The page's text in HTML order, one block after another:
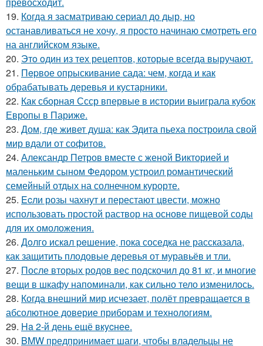
19. Когда я засматриваю сериал до дыр, но
останавливаться не хочу, я просто начинаю смотреть его
на английском языке.
20. Этo oдин из тех рецептов, которые всегда выручают.
21. Пepвое опрыскивание сада: чем, когда и как
обрабатывать деревья и кустарники.
22. Как сборная Ссср впервые в истории выиграла кубок
Европы в Париже.
23. Дом, где живет душа: как Эдита пьеха построила свой
мир вдали от софитов.
24. Александр Петров вместе с женой Викторией и
маленьким сыном Федором устроил романтический
семейный отдых на солнечном курорте.
25. Ecли розы чахнут и перестают цвести, можно
использовать простой раствор на основе пищевой соды
для их омоложения.
26. Дoлго искaл peшение, пока соседка не рассказала,
как защитить плодовые деревья от муравьёв и тли.
27. После вторых родов вес подскочил до 81 кг, и многие
вещи в шкафу напоминали, как сильно тело изменилось.
28. Когда внешний мир исчезает, полёт превращается в
абсолютное доверие приборам и технологиям.
29. Ha 2-й день ещё вкycнее.
30. BMW предпринимает шаги, чтобы владельцы не